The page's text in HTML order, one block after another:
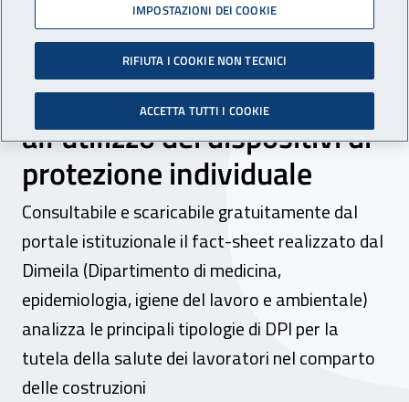
Rischio chimico nel settore
dell’edilizia, dall’Inail una
guida alla scelta e
all’utilizzo dei dispositivi di
protezione individuale
Consultabile e scaricabile gratuitamente dal
portale istituzionale il fact-sheet realizzato dal
Dimeila (Dipartimento di medicina,
epidemiologia, igiene del lavoro e ambientale)
analizza le principali tipologie di DPI per la
tutela della salute dei lavoratori nel comparto
delle costruzioni
IMPOSTAZIONI DEI COOKIE
RIFIUTA I COOKIE NON TECNICI
ACCETTA TUTTI I COOKIE